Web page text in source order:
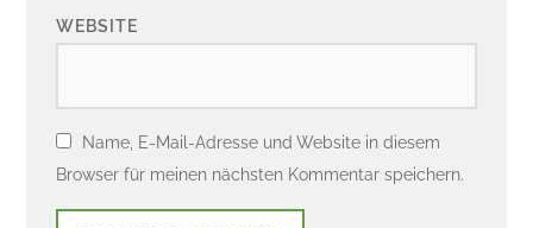
WEBSITE
Name, E-Mail-Adresse und Website in diesem
Browser für meinen nächsten Kommentar speichern.